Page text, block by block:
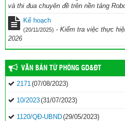
và thi đua chuyên đề trên nền tảng
Kế hoạch
(20/11/2025) - Kiểm tra việc thực
2026
VĂN BẢN TỪ PHÒNG GD&ĐT
2171(07/08/2023)
10/2023(31/07/2023)
1120/QĐ-UBND(29/05/2023)